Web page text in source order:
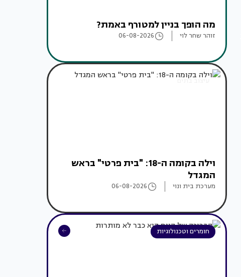
מה הופך בניין למטורף באמת?
זוהר שחר לוי 06-08-2026
עיצוב בתים
וילה בקומה ה-18: "בית פרטי" בראש
המגדל
מערכת בית ונוי 06-08-2026
חומרים וטכנולוגיות